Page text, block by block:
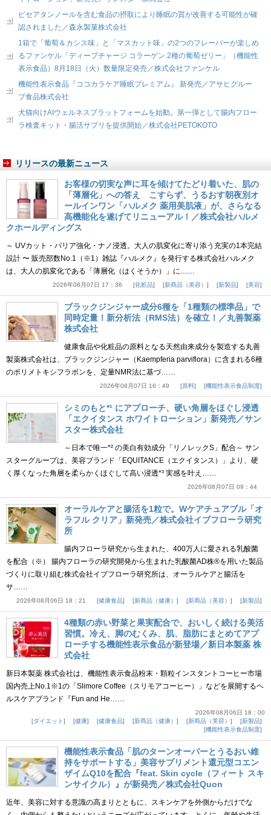
ピセアタンノールを含む食品の摂取により睡眠の質が改善する可能性が確
認されました／森永製菓株式会社
1箱で「葡萄＆カシス味」と「マスカット味」の2つのフレーバーが楽しめ
るファンケル「ディープチャージ コラーゲン 2種の葡萄ゼリー」（機能性
表示食品）8月18日（火）数量限定発売／株式会社ファンケル
機能性表示食品『ココカラケア睡眠プレミアム』 新発売／アサヒグルー
プ食品株式会社
犬猫向けAIウェルネスプラットフォームを始動。第一弾として腸内フロー
ラ検査キット・腸活サプリを提供開始／株式会社PETOKOTO
リリースの最新ニュース
お客様の切実な声に耳を傾けてたどり着いた、肌の
「薄層化」への答え こすらず、うるおす朝夜別オ
ールインワン「ハルメク 薬用美肌液」が、さらなる
高機能化を遂げてリニューアル！／株式会社ハルメ
クホールディングス
～ UVカット・バリア強化・ナノ浸透。大人の肌変化に寄り添う充実の1本完結
設計 〜 販売部数No.1（※1）雑誌『ハルメク』を発行する株式会社ハルメク
は、大人の肌変化である「薄層化（はくそうか）」に……
2026年08月07日 17：36 化粧品 新商品（美容） 新製品 美容
ブラックジンジャー成分6種を「1種類の標準品」で
同時定量！新分析法（RMS法）を確立！／丸善製薬
株式会社
健康食品や化粧品の原料となる天然由来成分を製造する丸善
製薬株式会社は、ブラックジンジャー（Kaempferia parviflora）に含まれる6種
のポリメトキシフラボンを、定量NMR法に基づ……
2026年08月07日 16：49 原料 機能性表示食品制度
シミのもと*¹ にアプローチ、硬い角層をほぐし浸透
「エクイタンス ホワイトローション」新発売／サン
スター株式会社
～日本で唯一*² の美白有効成分「リノレックS」配合～ サン
スターグループは、美容ブランド「EQUITANCE（エクイタンス）」より、硬
く厚くなった角層を柔らかくほぐして高い浸透*³ 実感を叶え……
2026年08月07日 09：44
オーラルケアと腸活を1粒で。Wケアチュアブル「オ
ラフル クリア」新発売／株式会社イブフローラ研究
所
腸内フローラ研究から生まれた、400万人に愛される乳酸菌
を配合（※） 腸内フローラの研究開発から生まれた乳酸菌AD株®を用いた製品
づくりに取り組む株式会社イブフローラ研究所は、オーラルケアと腸活を
サ……
2026年08月06日 18：21 健康食品 新商品（健康） 新商品（美容） 新製品
4種類の赤い野菜と果実配合で、おいしく続ける美活
習慣。冷え、脚のむくみ、肌、脂肪にまとめてアプ
ローチする機能性表示食品が新登場／新日本製薬 株
式会社
新日本製薬 株式会社は、機能性表示食品粉末・顆粒インスタントコーヒー市場
国内売上No.1※1の「Slimore Coffee（スリモアコーヒー）」などを展開するヘ
ルスケアブランド『Fun and He……
2026年08月06日 18：00
ダイエット
健康 健康食品 新商品（健康） 新商品（美容）
新製品
機能性表示食品制度
機能性表示食品「肌のターンオーバーとうるおい維
持をサポートする」美容サプリメント還元型コエン
ザイムQ10を配合『feat. Skin cycle（フィート スキ
ンサイクル）』が新発売／株式会社Quon
近年、美容に対する意識の高まりとともに、スキンケアを外側からだけでな